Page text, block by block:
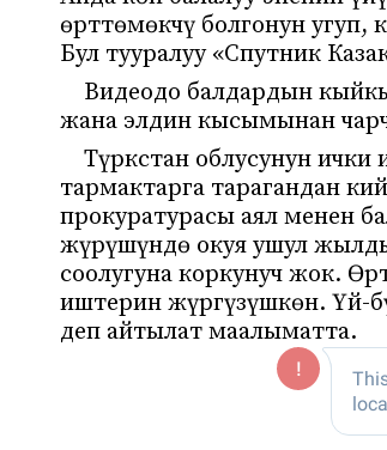
өрттөмөкчү болгонун угуп,
Бул тууралуу «Спутник
Видеодо балдардын
жана элдин кысымынан
Түркстан облусунун
тармактарга тарагандан
прокуратурасы аял менен
жүрүшүндө окуя ушул
соолугуна коркунуч жок.
иштерин жүргүзүшкөн. Үй-
деп айтылат маалыматта.